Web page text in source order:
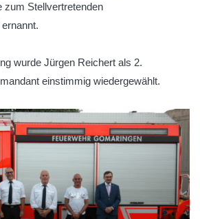
zum Stellvertretenden
wurde Jürgen Reichert als 2.
einstimmig wiedergewählt.